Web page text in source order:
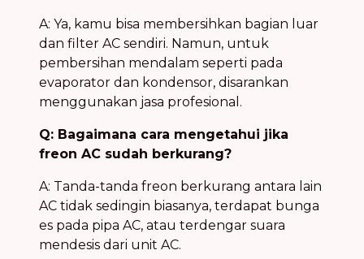
A: Ya, kamu bisa membersihkan bagian luar
dan filter AC sendiri. Namun, untuk
pembersihan mendalam seperti pada
evaporator dan kondensor, disarankan
menggunakan jasa profesional.
Q: Bagaimana cara mengetahui jika
freon AC sudah berkurang?
A: Tanda-tanda freon berkurang antara lain
AC tidak sedingin biasanya, terdapat bunga
es pada pipa AC, atau terdengar suara
mendesis dari unit AC.